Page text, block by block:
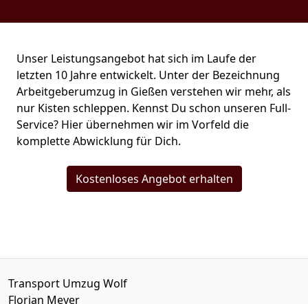
Unser Leistungsangebot hat sich im Laufe der
letzten 10 Jahre entwickelt. Unter der Bezeichnung
Arbeitgeberumzug in Gießen verstehen wir mehr, als
nur Kisten schleppen. Kennst Du schon unseren Full-
Service? Hier übernehmen wir im Vorfeld die
komplette Abwicklung für Dich.
Kostenloses Angebot erhalten
Transport Umzug Wolf
Florian Meyer